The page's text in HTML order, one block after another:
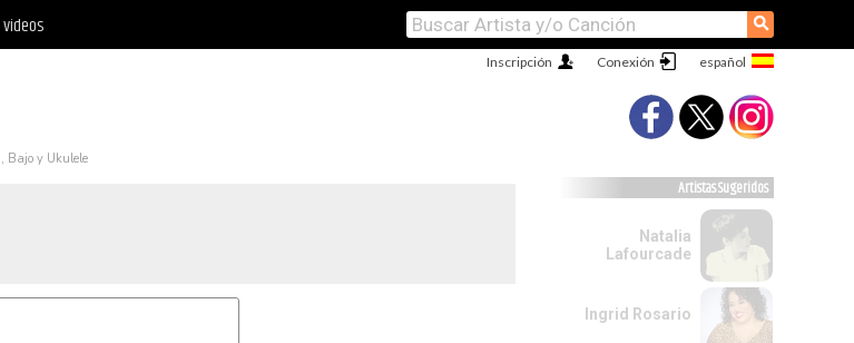
videos ⚲
Conexión
Inscripción
Bajo y Ukulele
Artistas Sugeridos
Natalia
Lafourcade
Ingrid Rosario